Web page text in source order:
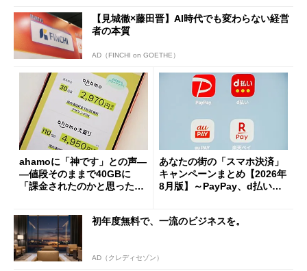
【見城徹×藤田晋】AI時代でも変わらない経営
者の本質
AD（FINCHI on GOETHE）
ahamoに「神です」との声―
―値段そのままで40GBに
「課金されたのかと思った」
あなたの街の「スマホ決済」
キャンペーンまとめ【2026年
8月版】～PayPay、d払い、a
初年度無料で、一流のビジネスを。
AD（クレディセゾン）